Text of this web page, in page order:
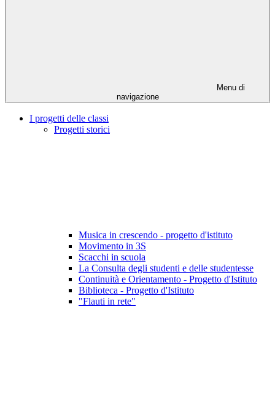
Menu di
navigazione
I progetti delle classi
Progetti storici
Musica in crescendo - progetto d'istituto
Movimento in 3S
Scacchi in scuola
La Consulta degli studenti e delle studentesse
Continuità e Orientamento - Progetto d'Istituto
Biblioteca - Progetto d'Istituto
"Flauti in rete"